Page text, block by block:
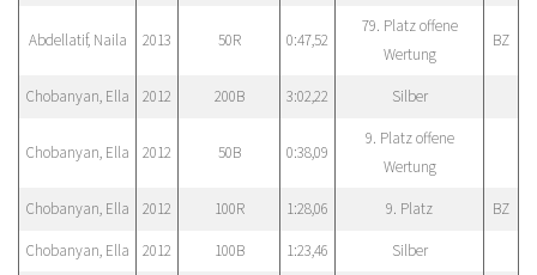
Abdellatif, Naila 2013 50R 0:47,52
79. Platz offene
Wertung
BZ
Chobanyan, Ella 2012 200B 3:02,22 Silber
Chobanyan, Ella 2012 50B 0:38,09
9. Platz offene
Wertung
Chobanyan, Ella 2012 100R 1:28,06 9. Platz BZ
Chobanyan, Ella 2012 100B 1:23,46 Silber